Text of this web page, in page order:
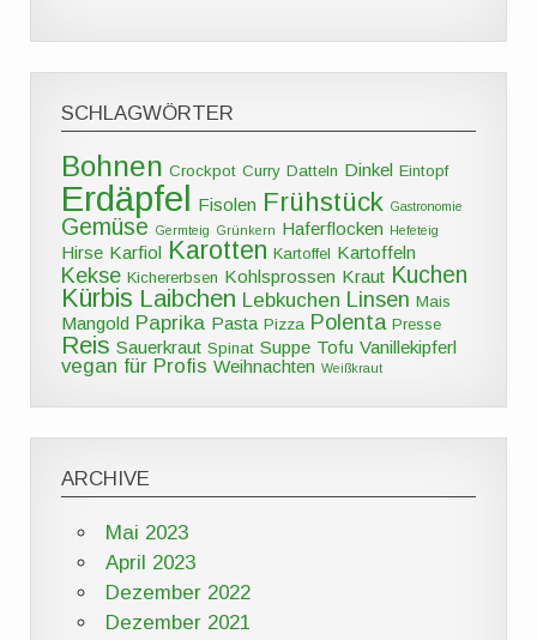
SCHLAGWÖRTER
Bohnen Crockpot Curry Datteln Dinkel Eintopf
Erdäpfel Fisolen Frühstück Gastronomie
Gemüse Germteig Grünkern Haferflocken Hefeteig
Hirse Karfiol Karotten Kartoffel Kartoffeln
Kekse Kichererbsen Kohlsprossen Kraut Kuchen
Kürbis Laibchen Lebkuchen Linsen Mais
Mangold Paprika Pasta Pizza Polenta Presse
Reis Sauerkraut Spinat Suppe Tofu Vanillekipferl
vegan für Profis Weihnachten Weißkraut
ARCHIVE
Mai 2023
April 2023
Dezember 2022
Dezember 2021